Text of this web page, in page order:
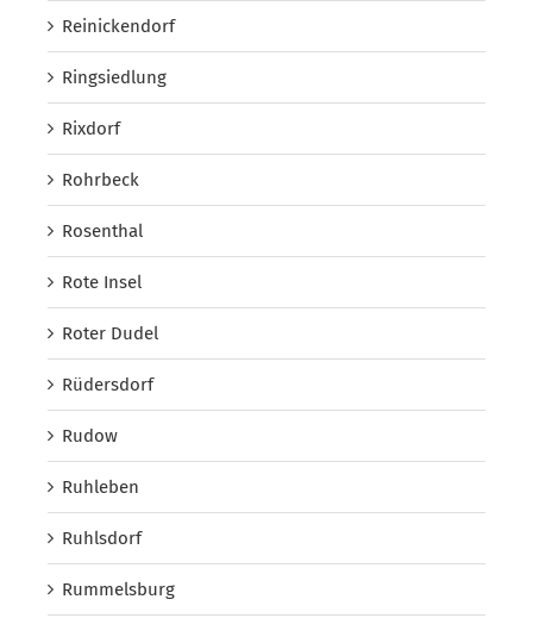
Reinickendorf
Ringsiedlung
Rixdorf
Rohrbeck
Rosenthal
Rote Insel
Roter Dudel
Rüdersdorf
Rudow
Ruhleben
Ruhlsdorf
Rummelsburg